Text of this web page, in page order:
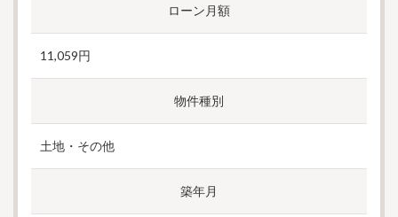
ローン月額
11,059円
物件種別
土地・その他
築年月